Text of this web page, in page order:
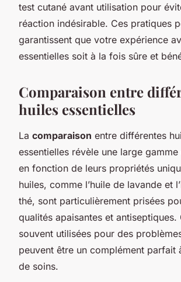
test cutané avant utilisation pour
réaction indésirable. Ces pratiques
garantissent que votre expérience
essentielles soit à la fois sûre et
Comparaison entre
huiles essentielles
La comparaison entre différentes
essentielles révèle une large gamme
en fonction de leurs propriétés
huiles, comme l’huile de lavande et
thé, sont particulièrement prisées
qualités apaisantes et antiseptiques.
souvent utilisées pour des
peuvent être un complément parfait
de soins.